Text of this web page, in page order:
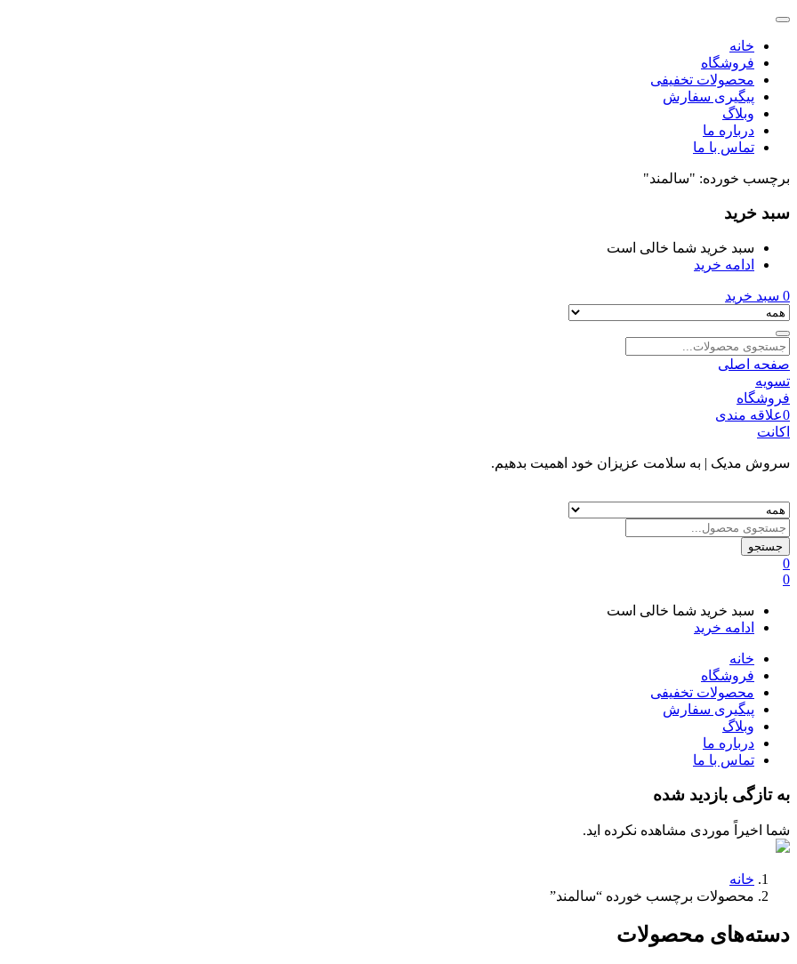
خانه
فروشگاه
محصولات تخفیفی
پیگیری سفارش
وبلاگ
درباره ما
تماس با ما
برچسب خورده: "سالمند"
سبد خرید
سبد خرید شما خالی است
ادامه خرید
0 سبد خرید
صفحه اصلی
تسویه
فروشگاه
0علاقه مندی
اکانت
سروش مدیک | به سلامت عزیزان خود اهمیت بدهیم.
جستجو
0
0
سبد خرید شما خالی است
ادامه خرید
خانه
فروشگاه
محصولات تخفیفی
پیگیری سفارش
وبلاگ
درباره ما
تماس با ما
به تازگی بازدید شده
شما اخیراً موردی مشاهده نکرده اید.
خانه
محصولات برچسب خورده “سالمند”
دسته‌های محصولات